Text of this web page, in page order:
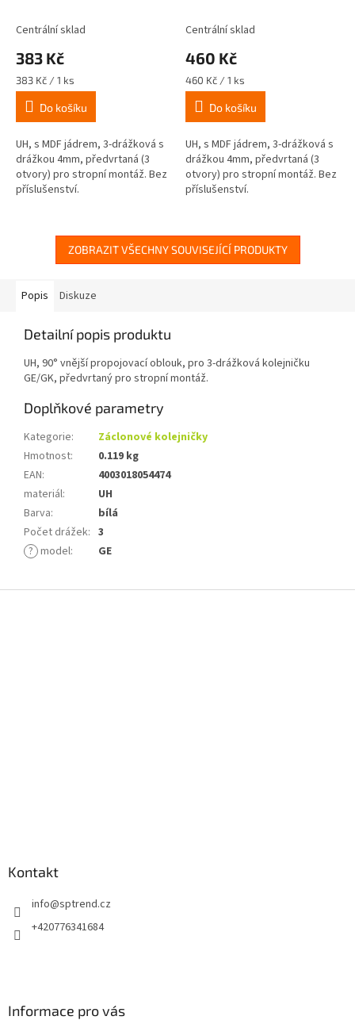
Centrální sklad
383 Kč
Měrná
cena:
383 Kč / 1 ks
Do košíku
UH, s MDF jádrem, 3-drážková s
drážkou 4mm, předvrtaná (3
otvory) pro stropní montáž. Bez
příslušenství.
Centrální sklad
460 Kč
Měrná
cena:
460 Kč / 1 ks
Do košíku
UH, s MDF jádrem, 3-drážková s
drážkou 4mm, předvrtaná (3
otvory) pro stropní montáž. Bez
příslušenství.
ZOBRAZIT VŠECHNY SOUVISEJÍCÍ PRODUKTY
Popis Diskuze
Detailní popis produktu
UH, 90° vnější propojovací oblouk, pro 3-drážková kolejničku
GE/GK, předvrtaný pro stropní montáž.
Doplňkové parametry
Kategorie:
Záclonové kolejničky
Hmotnost:
0.119 kg
EAN:
4003018054474
materiál:
UH
Barva:
bílá
Počet drážek: 3
? model: GE
Kontakt
info@sptrend.cz
+420776341684
Informace pro vás